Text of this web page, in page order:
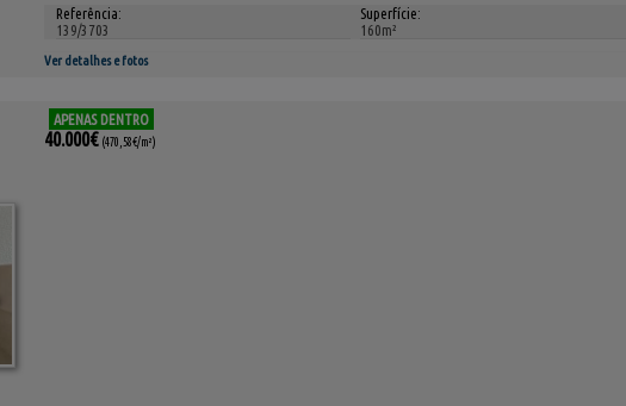
Referência:
139/3703
Superfície:
160m²
Ver detalhes e fotos
APENAS DENTRO
40.000€ (470,58€/m²)